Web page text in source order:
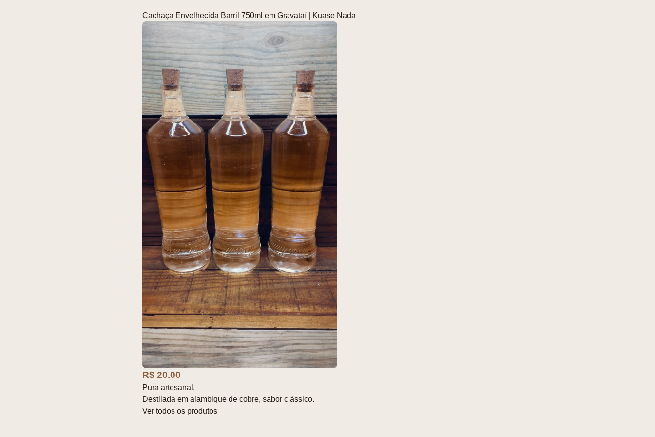
Cachaça Envelhecida Barril 750ml em Gravataí | Kuase Nada
R$ 20.00
Pura artesanal.
Destilada em alambique de cobre, sabor clássico.
Ver todos os produtos